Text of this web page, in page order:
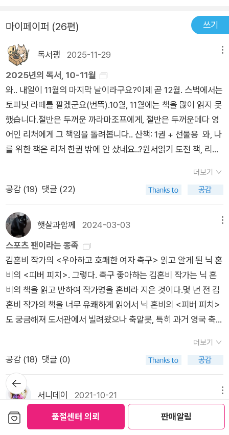
품절센터 의뢰 판매알림
열심히 검색해 봐야 하나씩 겨우 나온다. 이 모든 것이 여자들이
그라운드로 진입하는 것을 겹겹이 막으며 철통 수비하고 있다. 축
구로 입문하는 과정 자체가 이미 하나의 축구인 것이다.(43)반면
남의 축구는 거의 보지 않는 이 ‘축구하는 여자들’ 머릿속에 뜨는
것들은 본인이 넣었던 첫 골, 본인이 경기 중 저지른 뼈아픈 실책,
우리 팀이 역전승하던 날, 우리 팀 유니폼 같은 것들일 것 같다.
그 속에는 오직 나 자신, 내가 속한 팀만이 있다. 어느 프로 축구
팀의 어느 유명 선수가 끼어들 틈 없이. ‘축구’와 관련해서 자신에
게서 비롯되는 자신의 몸에 새겨진 경험들로만 꽉 채워져 있는 여
자들. 오, 생각해 보니 이건 이거대로 멋있잖아?(64)이게 다 아
웃사이드 드리블 때문이다. 아웃사이드 드리블은 발 바깥쪽을 이
내며 전진하는 것을 말한다. 이 드리블 최고의 장점은 수비를 속
일 때 아주 유용하다는 점이다. 이쪽으로 갈 것처럼 몸을 기울여
서 상대 선수가 덩달아 그쪽으로 몸이 기운 틈을 타 반대쪽으로
휙 빠져나가기 좋기 때문이다. 축구에서 가장 짜릿한 순간이라면
단연 ‘슛! 골인’이겠지만, 수비를 휙휙 제치며 빠져나가는 순간도
그 못지않게 매력적이다. 나를 축구로 확 끌어들인 장면도 호나우
두의 골이 아니라 헛다리 짚기 아닌가! 로빙슛의 그날, 우리 주장
이 보여 줬던 현란한 페인트 동작은 또 어떻고!(67)공을 보지 않
고 있다는 사실을 의식하는 순간 어쩐지 공을 헛 찰 것 같고, 발,
되면서 스텝이 엉키거나 힘이 지나치게 들어가 공을 이상하게 차
고 만다. 인간이란 무언가를 의식하는 순간 그 의식의 대상에 필
요 이상으로 파괴적인 힘을 주는 게 틀림없다.
행형인 경조사에 일괄적인 규칙을만드는 것에도 규칙 바깥에 있
고 싶은 사람들이 있기 마련인데,아직 벌어지지 않아 어떤 형태일
지 모르는 미래의 경조사에 규직이나 관례를 만들어 놓
는 건 더 불합리하다.
마이페이퍼 (26편) 쓰기
독서괭 2025-11-29
2025년의 독서, 10-11월
와.. 내일이 11월의 마지막 날이라구요?이제 곧 12월. 스벅에서는
토피넛 라떼를 팔겠군요(번뜩).10월, 11월에는 책을 많이 읽지 못
했습니다.절반은 두꺼운 까라마조프에게, 절반은 두꺼운데다 영
어인 리처에게 그 책임을 돌려봅니다.. 산책: 1권 + 선물용 와, 나
를 위한 책은 리처 한권 밖에 안 샀네요..?원서읽기 도전 책, 리처
함을 느꼈구요. 리처 시리즈를 번역서로 볼 때는 몰랐는데 대화문
빼고는 꽤나 문장이 길구나 싶었습니다. <우아하고 호쾌한 여자
나중에 따로..아이들 책: 3권취향이 확고한 첫째의 동물 책들...역
시 취향이 확고한 둘째가 주문한 이솝 우화...첫째는 창작동화를
좋아하고 전래동화, 명작동화류는 그닥 안 좋아하는데, 둘째는 후
자를 좋아합니다. 얼마전까지 최애책이 탈무드였음.. 읽은 책: 4
권하.. 초라하군요. 두달간 네권이라니ㅠㅠ <The Housemaid i
s Watching> 은 하우스메이드 시리즈의 마지막 권. 예전에도 썼
지만, 프리다 맥파든 책은 중급자 원서읽기 책으로 딱인 것 같아
요. 재밌고 잘 읽히고. <까라마조프 씨네 형제들> 상권. 쭉 읽어
야 좋은데 중간에 원서읽기 하느라 끊김.. 어페어 끝내고 중권 시
작했습니다.<일단 오늘은 나한테 잘합시다> 내가 샀을 만한 책
은 아닌데, 선물받아서 읽었습니다. 글이 짤막짤막하고 만화도 들
어가 있는.. 가볍게 읽을 만한 책. 제일 앞에 나오는 인삼과 고구
마 만화가 제일 좋았고, 아이들도 좋아하더군요.<The Affair>
리뷰 쓸 수 있을지..?? 리처는 과연 난놈이었다.. 는 감상을 일단
남기겠습니다 ㅋㅋ 3일만에 온갖 일을 해낸 그대여, 존경한다.날
더보기
공감 (19) 댓글 (22)
햇살과함께 2024-03-03
스포츠 팬이라는 종족
김혼비 작가의 <우아하고 호쾌한 여자 축구> 읽고 알게 된 닉 혼
비의 <피버 피치>. 그렇다. 축구 좋아하는 김혼비 작가는 닉 혼
비의 책을 읽고 반하여 작가명을 혼비라 지은 것이다.몇 년 전 김
혼비 작가의 책을 너무 유쾌하게 읽어서 닉 혼비의 <피버 피치>
도 궁금해져 도서관에서 빌려왔으나 축알못, 특히 과거 영국 축구
긱스 등 몇몇 이름 밖에 모르는 나는 읽다 반납기한에 닥쳐 중도
반납하였고, 몇 년 동안 ‘읽고 있어요’에 있던 이 책을 다시 빌려
와 읽었다. 최근 아시안컵 이슈 때문인가 이 책이 다시 생각난 것
은. ‘읽고 있어요’ 책 털기.11살 부모의 이혼 이후 처음 찾게 된 아
스널 경기, 이후 아스널의 충성 팬이 된 닉 혼비의 10대부터 30대
에 이르는 스포츠 팬으로서의 삶.스포츠 팬이란 합리적임 의사결
더보기
공감 (18) 댓글 (0)
서니데이 2021-10-21
10월 21일 목요일입니다. 좋은하루되세요.^^
10월 21일 목요일입니다. 지금 시각 오후 5시 30분, 바깥 기온
뒤로가
기